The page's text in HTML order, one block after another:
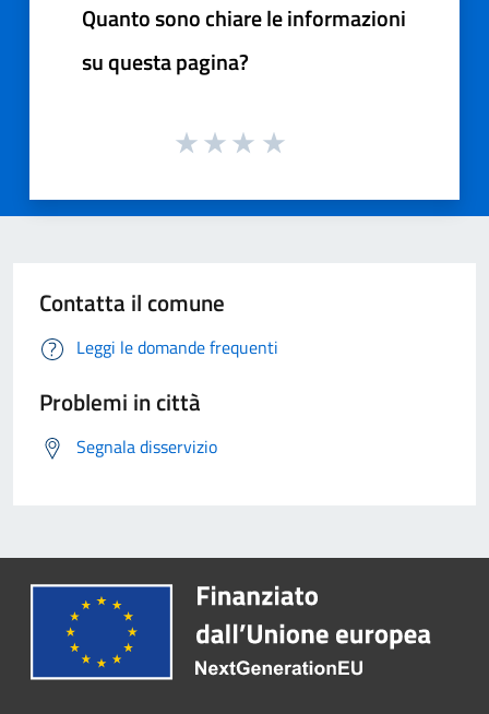
Quanto sono chiare le informazioni
su questa pagina?
Contatta il comune
Leggi le domande frequenti
Problemi in città
Segnala disservizio